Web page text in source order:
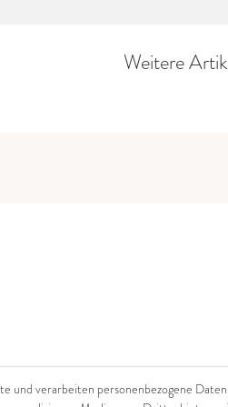
Weitere
und verarbeiten personenbezogene